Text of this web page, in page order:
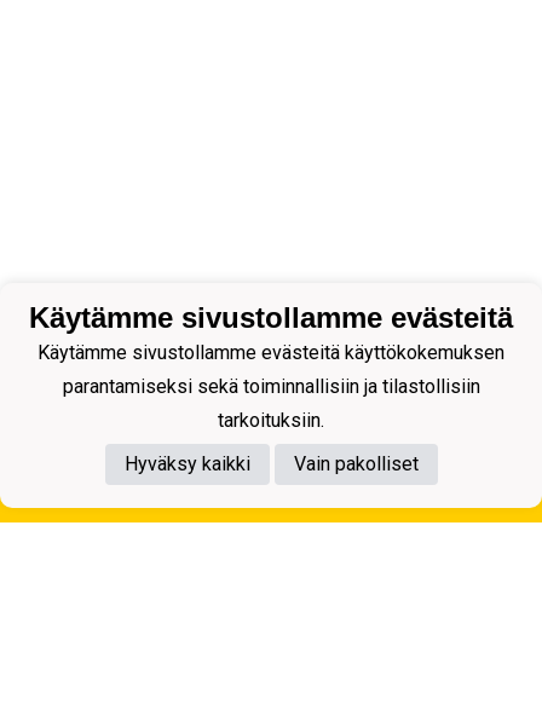
Tietosuojaseloste
Käytämme sivustollamme evästeitä
Käytämme sivustollamme evästeitä käyttökokemuksen
parantamiseksi sekä toiminnallisiin ja tilastollisiin
tarkoituksiin.
Hyväksy kaikki
Vain pakolliset